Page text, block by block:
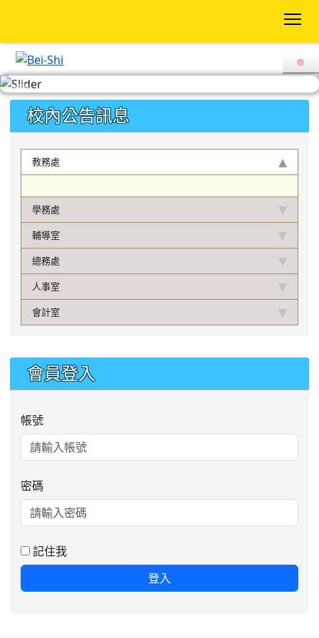
::: 校內公告訊息
教務處
學務處
輔導室
總務處
人事室
會計室
會員登入
帳號
密碼
記住我
登入